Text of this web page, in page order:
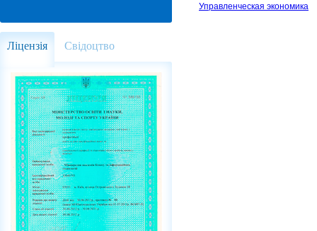
Ліцензія Свідоцтво
Управленческая экономика